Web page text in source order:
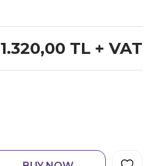
1.320,00 TL+ VAT